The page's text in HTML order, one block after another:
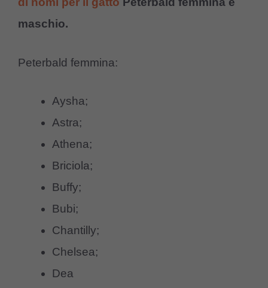
maschio.
Peterbald femmina:
Aysha;
Astra;
Athena;
Briciola;
Buffy;
Bubi;
Chantilly;
Chelsea;
Dea